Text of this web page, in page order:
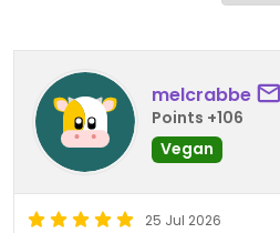
melcrabbe
Points +106
Vegan
25 Jul 2026